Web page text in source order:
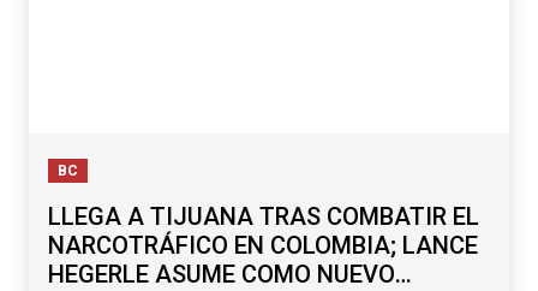
BC
LLEGA A TIJUANA TRAS COMBATIR EL
NARCOTRÁFICO EN COLOMBIA; LANCE
HEGERLE ASUME COMO NUEVO